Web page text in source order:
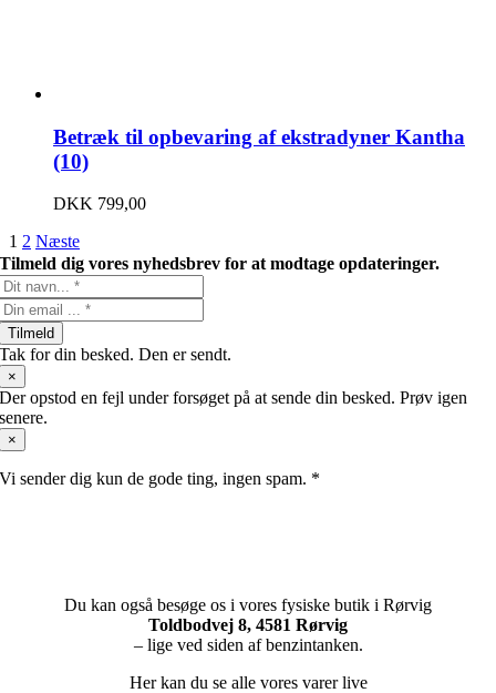
Betræk til opbevaring af ekstradyner Kantha
(10)
DKK 799,00
1 2 Næste
Tilmeld dig vores nyhedsbrev for at modtage opdateringer.
Tilmeld
Tak for din besked. Den er sendt.
×
Der opstod en fejl under forsøget på at sende din besked. Prøv igen
senere.
×
Vi sender dig kun de gode ting, ingen spam. *
Du kan også besøge os i vores fysiske butik i Rørvig
Toldbodvej 8, 4581 Rørvig
– lige ved siden af benzintanken.
Her kan du se alle vores varer live